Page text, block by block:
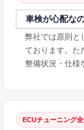
車検が心配な
弊社では原則と
ております。た
整備状況・仕様
ECUチューニング